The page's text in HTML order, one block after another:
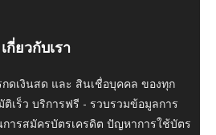
เกี่ยวกับเรา
ดเงินสด และ สินเชื่อบุคคล ของทุก
เร็ว บริการฟรี - รวบรวมข้อมูลการ
ารสมัครบัตรเครดิต ปัญหาการใช้บัตร